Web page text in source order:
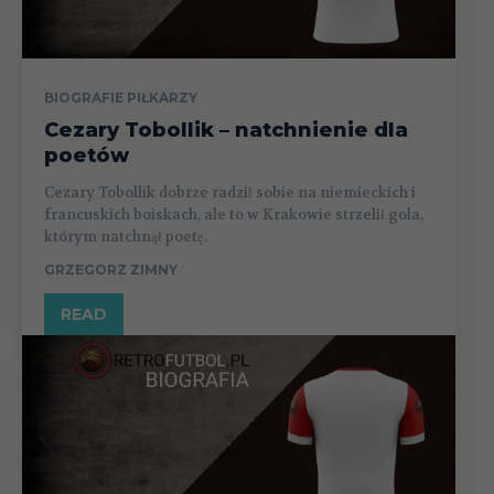
BIOGRAFIE PIŁKARZY
Cezary Tobollik – natchnienie dla
poetów
Cezary Tobollik dobrze radził sobie na niemieckich i
francuskich boiskach, ale to w Krakowie strzelił gola,
którym natchnął poetę.
GRZEGORZ ZIMNY
READ